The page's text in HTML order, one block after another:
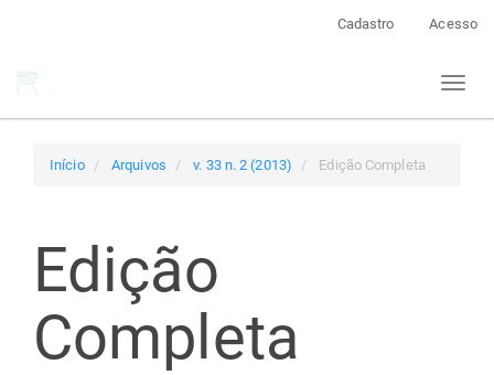
Cadastro Acesso
Toggle
Início Arquivos v. 33 n. 2 (2013) Edição Completa
Edição
Completa